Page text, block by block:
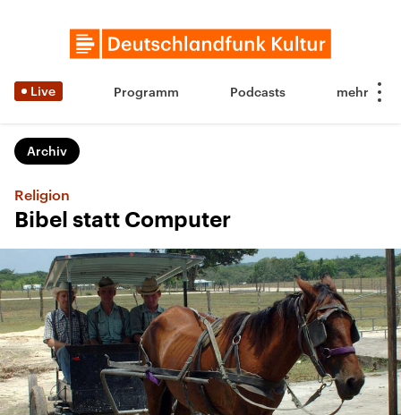
Live Programm Podcasts
Archiv
Religion
Bibel statt Computer